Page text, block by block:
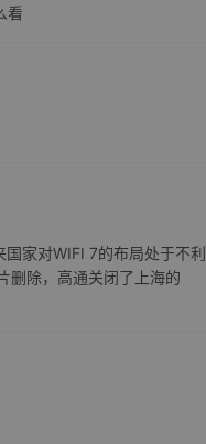
看
家对WIFI 7的布局处于不利
删除，高通关闭了上海的